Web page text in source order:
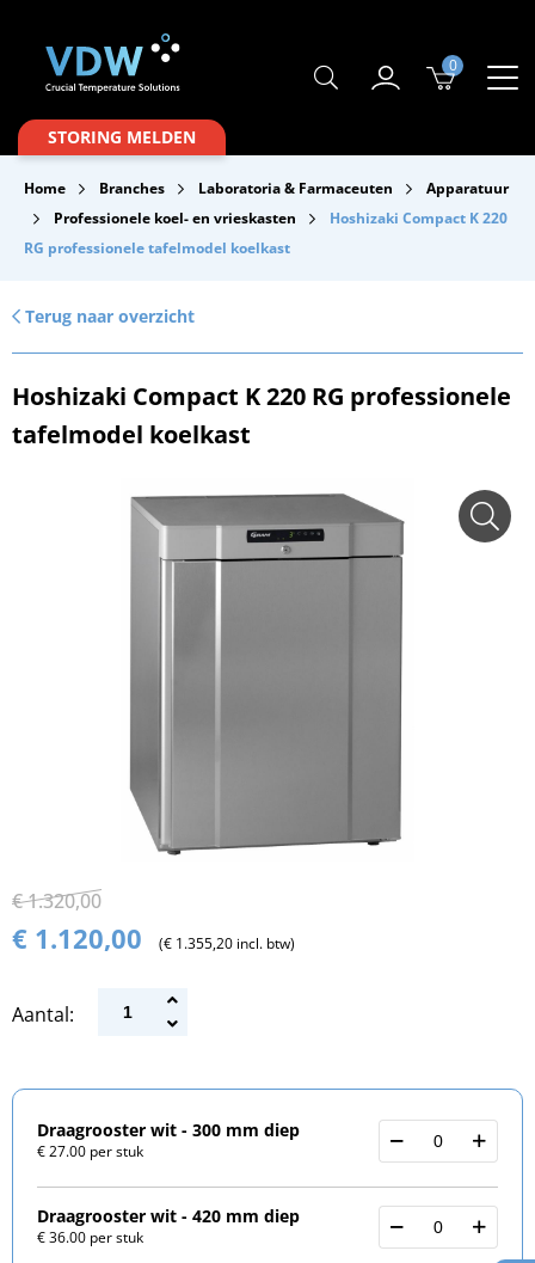
Producten
Branches
Merken
Over VDW
Service & Onderhoud
Downloads
0
STORING MELDEN
Home Branches Laboratoria & Farmaceuten
Apparatuur
Professionele koel- en vrieskasten
Hoshizaki Compact K 220
RG professionele tafelmodel koelkast
Terug naar overzicht
Hoshizaki Compact K 220 RG professionele
tafelmodel koelkast
€ 1.320,00
€ 1.120,00 (€ 1.355,20 incl. btw)
Aantal:
Draagrooster wit - 300 mm diep
€ 27.00 per stuk
Draagrooster wit - 420 mm diep
€ 36.00 per stuk